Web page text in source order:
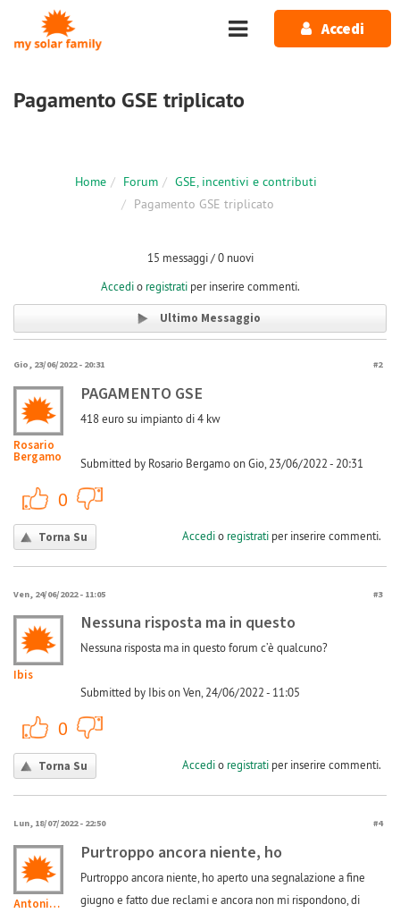
Salta al contenuto principale
Accedi
Pagamento GSE triplicato
Home Forum
GSE, incentivi e contributi
Pagamento GSE triplicato
15 messaggi / 0 nuovi
Accedio registratiper inserire commenti.
Ultimo Messaggio
Gio, 23/06/2022 - 20:31 #2
Rosario
Bergamo
PAGAMENTO GSE
418 euro su impianto di 4 kw
Submitted by Rosario Bergamo on Gio, 23/06/2022 - 20:31
0
Torna Su Accedio registratiper inserire commenti.
Ven, 24/06/2022 - 11:05 #3
Ibis
Nessuna risposta ma in questo
Nessuna risposta ma in questo forum c’è qualcuno?
Submitted by Ibis on Ven, 24/06/2022 - 11:05
0
Torna Su Accedio registratiper inserire commenti.
Lun, 18/07/2022 - 22:50 #4
Antonio173
Purtroppo ancora niente, ho
Purtroppo ancora niente, ho aperto una segnalazione a fine
giugno e fatto due reclami e ancora non mi rispondono, di